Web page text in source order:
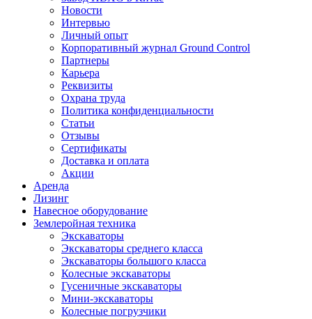
Новости
Интервью
Личный опыт
Корпоративный журнал Ground Control
Партнеры
Карьера
Реквизиты
Охрана труда
Политика конфиденциальности
Статьи
Отзывы
Сертификаты
Доставка и оплата
Акции
Аренда
Лизинг
Навесное оборудование
Землеройная техника
Экскаваторы
Экскаваторы среднего класса
Экскаваторы большого класса
Колесные экскаваторы
Гусеничные экскаваторы
Мини-экскаваторы
Колесные погрузчики